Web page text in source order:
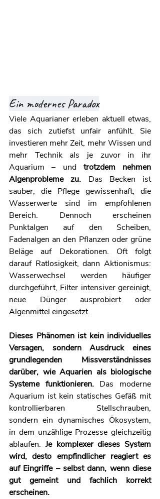
Ein modernes Paradox
Viele Aquarianer erleben aktuell etwas,
das sich zutiefst unfair anfühlt. Sie
investieren mehr Zeit, mehr Wissen und
mehr Technik als je zuvor in ihr
Aquarium – und trotzdem nehmen
Algenprobleme zu. Das Becken ist
sauber, die Pflege gewissenhaft, die
Wasserwerte sind im empfohlenen
Bereich. Dennoch erscheinen
Punktalgen auf den Scheiben,
Fadenalgen an den Pflanzen oder grüne
Beläge auf Dekorationen. Oft folgt
darauf Ratlosigkeit, dann Aktionismus:
Wasserwechsel werden häufiger
durchgeführt, Filter intensiver gereinigt,
neue Dünger ausprobiert oder
Algenmittel eingesetzt.
Dieses Phänomen ist kein individuelles
Versagen, sondern Ausdruck eines
grundlegenden Missverständnisses
darüber, wie Aquarien als biologische
Systeme funktionieren. Das moderne
Aquarium ist kein statisches Gefäß mit
kontrollierbaren Stellschrauben,
sondern ein dynamisches Ökosystem,
in dem unzählige Prozesse gleichzeitig
ablaufen. Je komplexer dieses System
wird, desto empfindlicher reagiert es
auf Eingriffe – selbst dann, wenn diese
gut gemeint und fachlich korrekt
erscheinen.